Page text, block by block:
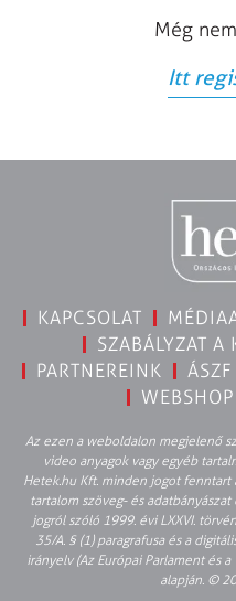
Még
Itt
KAPCSOLAT
SZABÁLYZAT A
PARTNEREINK
ÁSZF
WEBSHOP
Az ezen a weboldalon megjelenő
video anyagok vagy egyéb
Hetek.hu Kft. minden jogot fenntart
tartalom szöveg- és
jogról szóló 1999. évi LXXVI.
35/A. § (1) paragrafusa és a
irányelv (Az Európai Parlament és
alapján. ©